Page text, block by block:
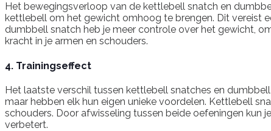
Het bewegingsverloop van de kettlebell snatch en
kettlebell om het gewicht omhoog te brengen. Dit vereist
dumbbell snatch heb je meer controle over het gewicht,
kracht in je armen en schouders.
4. Trainingseffect
Het laatste verschil tussen kettlebell snatches en
maar hebben elk hun eigen unieke voordelen. Kettlebell
schouders. Door afwisseling tussen beide oefeningen kun
verbetert.